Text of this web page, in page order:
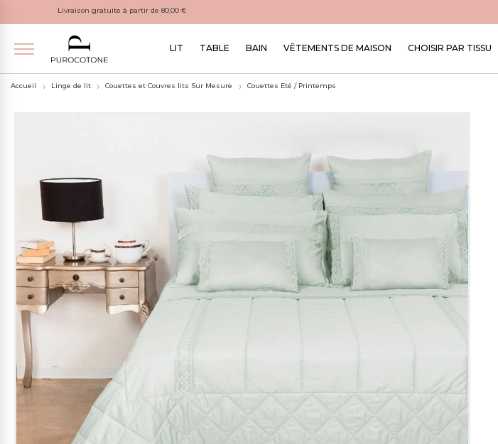
Livraison gratuite à partir de 80,00 €
LIT TABLE BAIN VÊTEMENTS DE MAISON CHOISIR PAR TISSU
Accueil Linge de lit Couettes et Couvres lits Sur Mesure Couettes Eté / Printemps